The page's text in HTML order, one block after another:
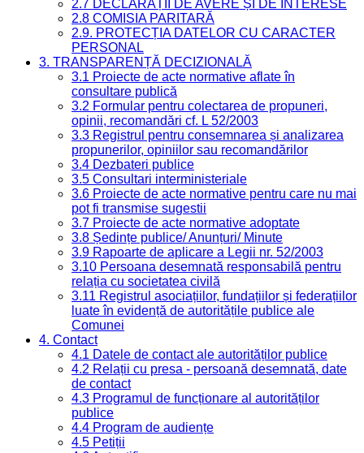
2.7 DECLARAȚII DE AVERE ȘI DE INTERESE
2.8 COMISIA PARITARĂ
2.9. PROTECȚIA DATELOR CU CARACTER
PERSONAL
3. TRANSPARENȚĂ DECIZIONALĂ
3.1 Proiecte de acte normative aflate în
consultare publică
3.2 Formular pentru colectarea de propuneri,
opinii, recomandări cf. L 52/2003
3.3 Registrul pentru consemnarea și analizarea
propunerilor, opiniilor sau recomandărilor
3.4 Dezbateri publice
3.5 Consultari interministeriale
3.6 Proiecte de acte normative pentru care nu mai
pot fi transmise sugestii
3.7 Proiecte de acte normative adoptate
3.8 Ședințe publice/ Anunțuri/ Minute
3.9 Rapoarte de aplicare a Legii nr. 52/2003
3.10 Persoana desemnată responsabilă pentru
relația cu societatea civilă
3.11 Registrul asociațiilor, fundațiilor și federațiilor
luate în evidență de autoritățile publice ale
Comunei
4. Contact
4.1 Datele de contact ale autorităților publice
4.2 Relații cu presa - persoană desemnată, date
de contact
4.3 Programul de funcționare al autorităților
publice
4.4 Program de audiențe
4.5 Petiții